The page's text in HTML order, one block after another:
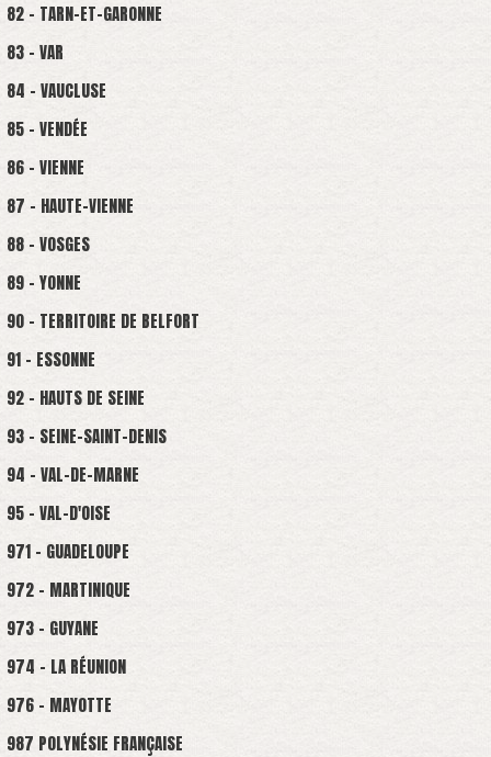
82 - TARN-ET-GARONNE
83 - VAR
84 - VAUCLUSE
85 - VENDÉE
86 - VIENNE
87 - HAUTE-VIENNE
88 - VOSGES
89 - YONNE
90 - TERRITOIRE DE BELFORT
91 - ESSONNE
92 - HAUTS DE SEINE
93 - SEINE-SAINT-DENIS
94 - VAL-DE-MARNE
95 - VAL-D'OISE
971 - GUADELOUPE
972 - MARTINIQUE
973 - GUYANE
974 - LA RÉUNION
976 - MAYOTTE
987 POLYNÉSIE FRANÇAISE